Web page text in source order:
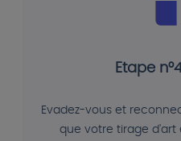
Etape
Evadez-vous et
que votre tirage d'art